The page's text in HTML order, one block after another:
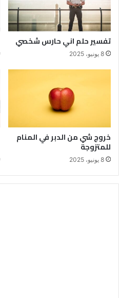
تفسير حلم اني حارس شخصي
8 يونيو، 2025
خروج شي من الدبر في المنام
للمتزوجة
8 يونيو، 2025